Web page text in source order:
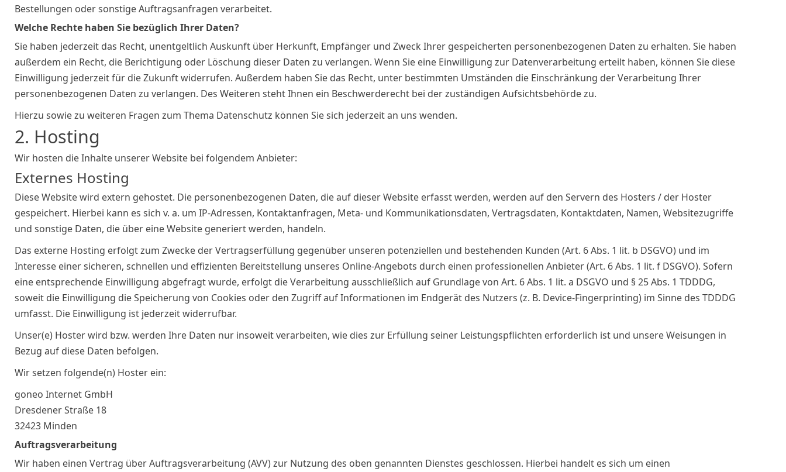
Bestellungen oder sonstige Auftragsanfragen verarbeitet.
Welche Rechte haben Sie bezüglich Ihrer Daten?
Sie haben jederzeit das Recht, unentgeltlich Auskunft über Herkunft, Empfänger und Zweck Ihrer gespeicherten personenbezogenen Daten zu erhalten. Sie haben
außerdem ein Recht, die Berichtigung oder Löschung dieser Daten zu verlangen. Wenn Sie eine Einwilligung zur Datenverarbeitung erteilt haben, können Sie diese
Einwilligung jederzeit für die Zukunft widerrufen. Außerdem haben Sie das Recht, unter bestimmten Umständen die Einschränkung der Verarbeitung Ihrer
personenbezogenen Daten zu verlangen. Des Weiteren steht Ihnen ein Beschwerderecht bei der zuständigen Aufsichtsbehörde zu.
Hierzu sowie zu weiteren Fragen zum Thema Datenschutz können Sie sich jederzeit an uns wenden.
2. Hosting
Wir hosten die Inhalte unserer Website bei folgendem Anbieter:
Externes Hosting
Diese Website wird extern gehostet. Die personenbezogenen Daten, die auf dieser Website erfasst werden, werden auf den Servern des Hosters / der Hoster
gespeichert. Hierbei kann es sich v. a. um IP-Adressen, Kontaktanfragen, Meta- und Kommunikationsdaten, Vertragsdaten, Kontaktdaten, Namen, Websitezugriffe
und sonstige Daten, die über eine Website generiert werden, handeln.
Das externe Hosting erfolgt zum Zwecke der Vertragserfüllung gegenüber unseren potenziellen und bestehenden Kunden (Art. 6 Abs. 1 lit. b DSGVO) und im
Interesse einer sicheren, schnellen und effizienten Bereitstellung unseres Online-Angebots durch einen professionellen Anbieter (Art. 6 Abs. 1 lit. f DSGVO). Sofern
eine entsprechende Einwilligung abgefragt wurde, erfolgt die Verarbeitung ausschließlich auf Grundlage von Art. 6 Abs. 1 lit. a DSGVO und § 25 Abs. 1 TDDDG,
soweit die Einwilligung die Speicherung von Cookies oder den Zugriff auf Informationen im Endgerät des Nutzers (z. B. Device-Fingerprinting) im Sinne des TDDDG
umfasst. Die Einwilligung ist jederzeit widerrufbar.
Unser(e) Hoster wird bzw. werden Ihre Daten nur insoweit verarbeiten, wie dies zur Erfüllung seiner Leistungspflichten erforderlich ist und unsere Weisungen in
Bezug auf diese Daten befolgen.
Wir setzen folgende(n) Hoster ein:
goneo Internet GmbH
Dresdener Straße 18
32423 Minden
Auftragsverarbeitung
Wir haben einen Vertrag über Auftragsverarbeitung (AVV) zur Nutzung des oben genannten Dienstes geschlossen. Hierbei handelt es sich um einen